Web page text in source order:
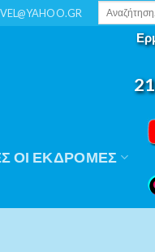
Αναζήτηση
ΟΙ ΕΚΔΡΟΜΕΣ